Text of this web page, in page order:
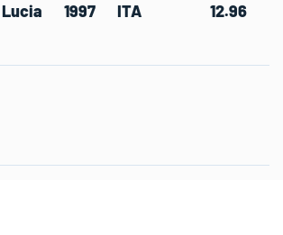
Lucia 1997 ITA 12.96